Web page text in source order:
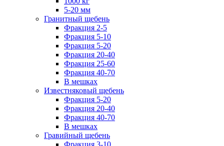
5-20 мм
Гранитный щебень
Фракция 2-5
Фракция 5-10
Фракция 5-20
Фракция 20-40
Фракция 25-60
Фракция 40-70
В мешках
Известняковый щебень
Фракция 5-20
Фракция 20-40
Фракция 40-70
В мешках
Гравийный щебень